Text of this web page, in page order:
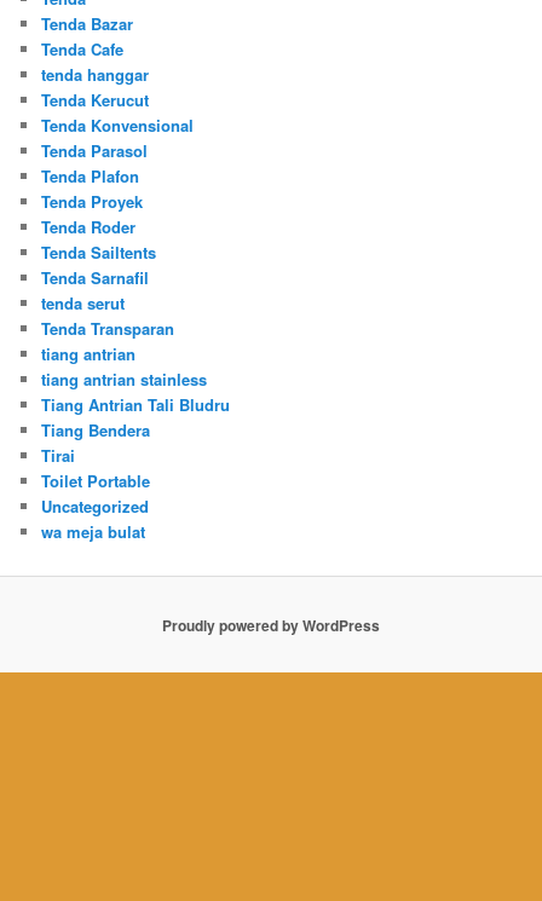
Tenda Bazar
Tenda Cafe
tenda hanggar
Tenda Kerucut
Tenda Konvensional
Tenda Parasol
Tenda Plafon
Tenda Proyek
Tenda Roder
Tenda Sailtents
Tenda Sarnafil
tenda serut
Tenda Transparan
tiang antrian
tiang antrian stainless
Tiang Antrian Tali Bludru
Tiang Bendera
Tirai
Toilet Portable
Uncategorized
wa meja bulat
Proudly powered by WordPress